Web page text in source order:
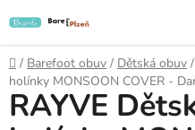
na
obsah
Domů
/ Barefoot obuv / Dětská obuv /
holínky MONSOON COVER -
RAYVE